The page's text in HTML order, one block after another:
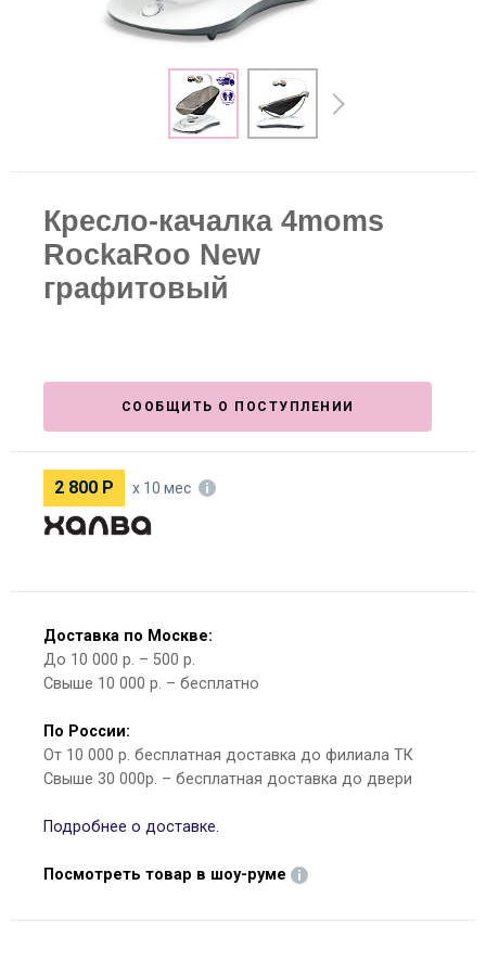
Кресло-качалка 4moms
RockaRoo New
графитовый
СООБЩИТЬ О ПОСТУПЛЕНИИ
2 800 Р х 10 мес
Доставка по Москве:
До 10 000 р. – 500 р.
Свыше 10 000 р. – бесплатно
По России:
От 10 000 р. бесплатная доставка до филиала ТК
Свыше 30 000р. – бесплатная доставка до двери
Подробнее о доставке.
Посмотреть товар в шоу-руме